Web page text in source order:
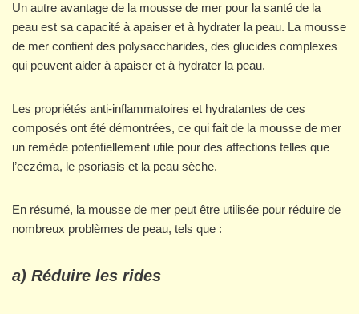
Un autre avantage de la mousse de mer pour la santé de la
peau est sa capacité à apaiser et à hydrater la peau. La mousse
de mer contient des polysaccharides, des glucides complexes
qui peuvent aider à apaiser et à hydrater la peau.
Les propriétés anti-inflammatoires et hydratantes de ces
composés ont été démontrées, ce qui fait de la mousse de mer
un remède potentiellement utile pour des affections telles que
l’eczéma, le psoriasis et la peau sèche.
En résumé, la mousse de mer peut être utilisée pour réduire de
nombreux problèmes de peau, tels que :
a) Réduire les rides